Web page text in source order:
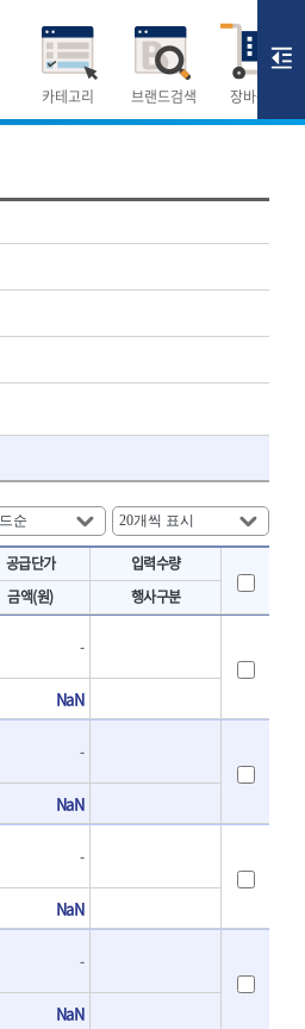
카테고리 브랜드검색 장바구니
공급단가
입력수량
금액(원) 행사구분
-
NaN
-
NaN
-
NaN
-
NaN